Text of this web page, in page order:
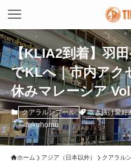
【KLIA2到着】羽
でKLへ｜市内アク
休みマレーシア
クアラルンプール 吹き抜け愛好
fukuhomu
ホーム アジア（日本以外） クアラル